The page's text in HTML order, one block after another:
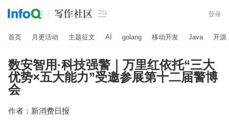
 登录
首页 月更活动 主题征文 AI golang 移动开发 Java 开源
数安智用·科技强警｜万里红依托“三大
优势×五大能力”受邀参展第十二届警博
会
作者： 新消费日报